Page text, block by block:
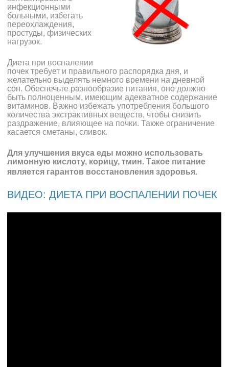
инфекционными
больными, избегать
переохлаждения,
простуды, физических
нагрузок.
Диета при воспалении
почек требует и правильного распорядка дня, и
желательно выделять немного времени на дневной
сон. Обеспечьте разнообразие питания, оно должно
быть полноценным, имеющим адекватное содержание
витаминов. Важно избежать употребления большого
количества экстрактивных веществ, чтобы снизить
раздражение, влияющее на почки. Также ограничение
касается сметаны, сливок.
Для улучшения вкуса еды можно использовать
лимонную кислоту, корицу, тмин. Такое питание
является гарантов восстановления здоровья.
ВИДЕО: ДИЕТА ПРИ ВОСПАЛЕНИИ ПОЧЕК